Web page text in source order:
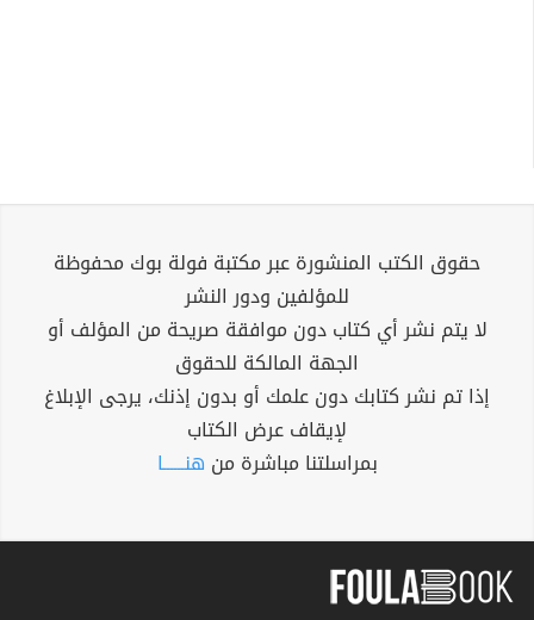
حقوق الكتب المنشورة عبر مكتبة فولة بوك محفوظة
للمؤلفين ودور النشر
لا يتم نشر أي كتاب دون موافقة صريحة من المؤلف أو
الجهة المالكة للحقوق
إذا تم نشر كتابك دون علمك أو بدون إذنك، يرجى الإبلاغ
لإيقاف عرض الكتاب
بمراسلتنا مباشرة من هنــــــا